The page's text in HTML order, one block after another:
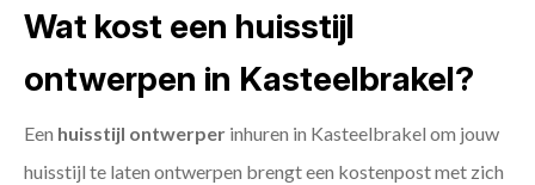
Wat kost een huisstijl
ontwerpen in Kasteelbrakel?
Een huisstijl ontwerper inhuren in Kasteelbrakel om jouw
huisstijl te laten ontwerpen brengt een kostenpost met zich